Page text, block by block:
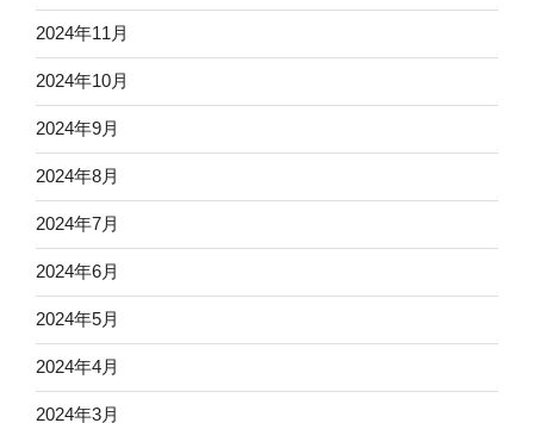
2024年11月
2024年10月
2024年9月
2024年8月
2024年7月
2024年6月
2024年5月
2024年4月
2024年3月